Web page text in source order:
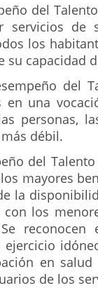
del
servicios de
los
su capacidad
del
en una
personas,
débil.
del
mayores
la
los
en
de los